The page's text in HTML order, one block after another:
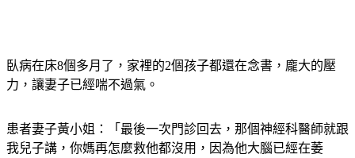
臥病在床8個多月了，家裡的2個孩子都還在念書，龐大的壓
力，讓妻子已經喘不過氣。
患者妻子黃小姐：「最後一次門診回去，那個神經科醫師就跟
我兒子講，你媽再怎麼救他都沒用，因為他大腦已經在萎